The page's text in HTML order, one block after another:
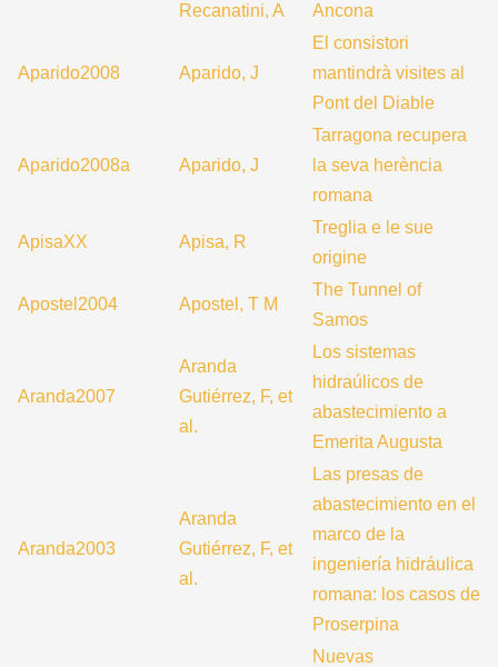
Recanatini, A
Ancona
Aparido2008 Aparido, J
El consistori
mantindrà visites al
Pont del Diable
Aparido2008a Aparido, J
Tarragona recupera
la seva herència
romana
ApisaXX Apisa, R
Treglia e le sue
origine
Apostel2004 Apostel, T M
The Tunnel of
Samos
Aranda2007
Aranda
Gutiérrez, F, et
al.
Los sistemas
hidraúlicos de
abastecimiento a
Emerita Augusta
Aranda2003
Aranda
Gutiérrez, F, et
al.
Las presas de
abastecimiento en el
marco de la
ingeniería hidráulica
romana: los casos de
Proserpina
Nuevas